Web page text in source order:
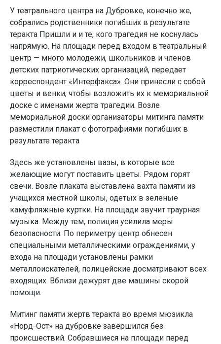
У театрального центра на Дубровке, конечно же,
собрались родственники погибших в результате
теракта Пришли и и те, кого трагедия не коснулась
напрямую. На площади перед входом в театральный
центр — много молодежи, школьников и членов
детских патриотических организаций, передает
корреспондент «Интерфакса». Они принесли с собой
цветы и венки, чтобы возложить их к мемориальной
доске с именами жертв трагедии. Возле
мемориальной доски организаторы митинга памяти
разместили плакат с фотографиями погибших в
результате теракта
Здесь же установлены вазы, в которые все
желающие могут поставить цветы. Рядом горят
свечи. Возле плаката выставлена вахта памяти из
учащихся местной школы, одетых в зеленые
камуфляжные куртки. На площади звучит траурная
музыка. Между тем, полиция усилила меры
безопасности. По периметру центр обнесен
специальными металлическими ограждениями, у
входа на площади установлены рамки
металлоискателей, полицейские досматривают всех
входящих. Вблизи дежурят две машины скорой
помощи.
Митинг памяти жертв теракта во время мюзикла
«Норд-Ост» на дубровке завершился без
происшествий. Собравшиеся на площади перед